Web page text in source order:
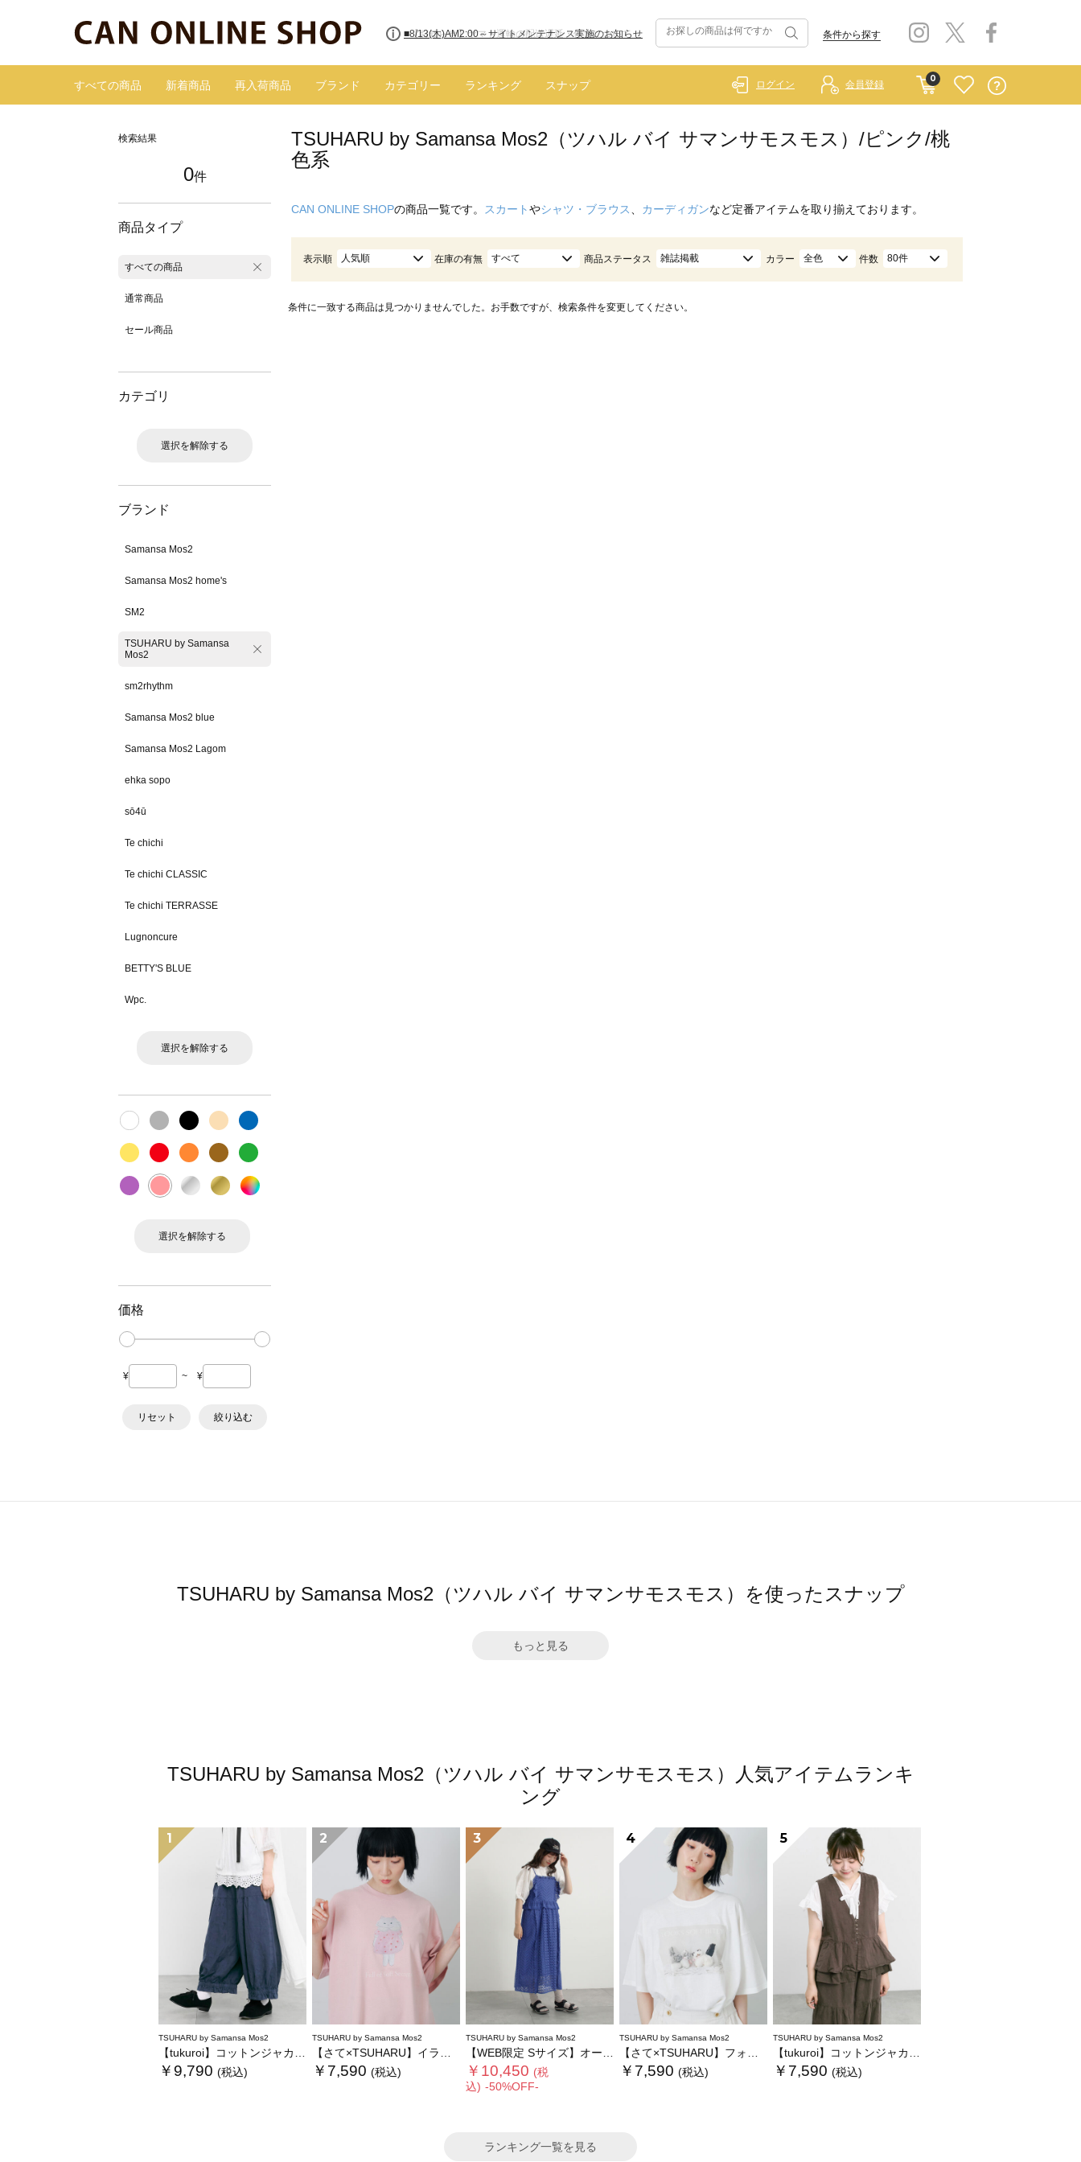
■8/13(木)AM2:00～サイトメンテナンス実施のお知らせ 条件から探す
すべての商品 新着商品 再入荷商品 ブランド カテゴリー ランキング スナップ
0
ログイン 会員登録
検索結果
0件
商品タイプ
すべての商品
通常商品
セール商品
カテゴリ
選択を解除する
ブランド
Samansa Mos2
Samansa Mos2 home's
SM2
TSUHARU by Samansa
Mos2
sm2rhythm
Samansa Mos2 blue
Samansa Mos2 Lagom
ehka sopo
sō4ū
Te chichi
Te chichi CLASSIC
Te chichi TERRASSE
Lugnoncure
BETTY'S BLUE
Wpc.
選択を解除する
選択を解除する
価格
¥ ~ ¥
リセット 絞り込む
TSUHARU by Samansa Mos2（ツハル バイ サマンサモスモス）/ピンク/桃
色系
CAN ONLINE SHOPの商品一覧です。 スカートやシャツ・ブラウス カーディガンなど定番アイテムを取り揃えております。
表示順 人気順 在庫の有無 すべて 商品ステータス 雑誌掲載 カラー 全色 件数 80件
条件に一致する商品は見つかりませんでした。お手数ですが、検索条件を変更してください。
TSUHARU by Samansa Mos2（ツハル バイ サマンサモスモス）を使ったスナップ
もっと見る
TSUHARU by Samansa Mos2（ツハル バイ サマンサモスモス）人気アイテムランキ
ング
1
TSUHARU by Samansa Mos2
【tukuroi】コットンジャカード製品染め裾フリルパンツ《WEB限定》
￥9,790 (税込)
2
TSUHARU by Samansa Mos2
【さて×TSUHARU】イラスト柄プリントTシャツ
￥7,590 (税込)
3
TSUHARU by Samansa Mos2
【WEB限定 Sサイズ】オーバーレースキャミワンピース
￥10,450 (税
込) -50%OFF-
4
TSUHARU by Samansa Mos2
【さて×TSUHARU】フォト柄プリントTシャツ
￥7,590 (税込)
5
TSUHARU by Samansa Mos2
【tukuroi】コットンジャカード製品染めベスト《WEB限定》
￥7,590 (税込)
ランキング一覧を見る